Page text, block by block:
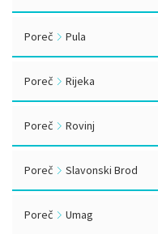
Poreč Pula
Poreč Rijeka
Poreč Rovinj
Poreč Slavonski Brod
Poreč Umag